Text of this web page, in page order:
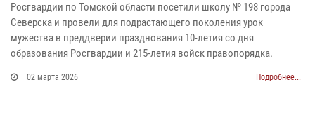
Росгвардии по Томской области посетили школу № 198 города
Северска и провели для подрастающего поколения урок
мужества в преддверии празднования 10-летия со дня
образования Росгвардии и 215-летия войск правопорядка.
02 марта 2026 Подробнее...